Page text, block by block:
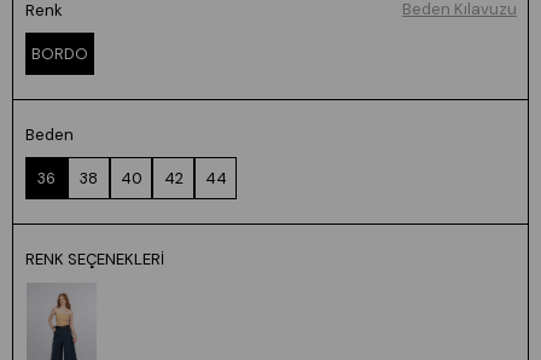
Renk
BORDO
Beden
36 38 40 42 44
Beden Kılavuzu
RENK SEÇENEKLERI